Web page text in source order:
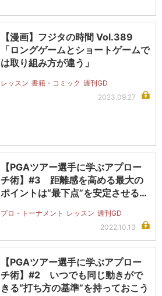
【漫画】フジタの時間 Vol.389
「ロングゲームとショートゲームで
は取り組み方が違う」
レッスン 書籍・コミック 週刊GD
2023.09.27
【PGAツアー選手に学ぶアプロー
チ術】#3 距離感を高める最大の
ポイントは“最下点”を安定させるこ
プロ・トーナメント レッスン 週刊GD
2022.10.13
【PGAツアー選手に学ぶアプロー
チ術】#2 いつでも同じ動きがで
きる“打ち方の基準”を持っておこう